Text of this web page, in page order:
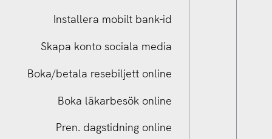
Boka/betala resebiljett online
Pren. dagstidning online
Boka läkarbesök online
Boka/betala resebiljett online
Skapa konto sociala media
Installera mobilt bank-id